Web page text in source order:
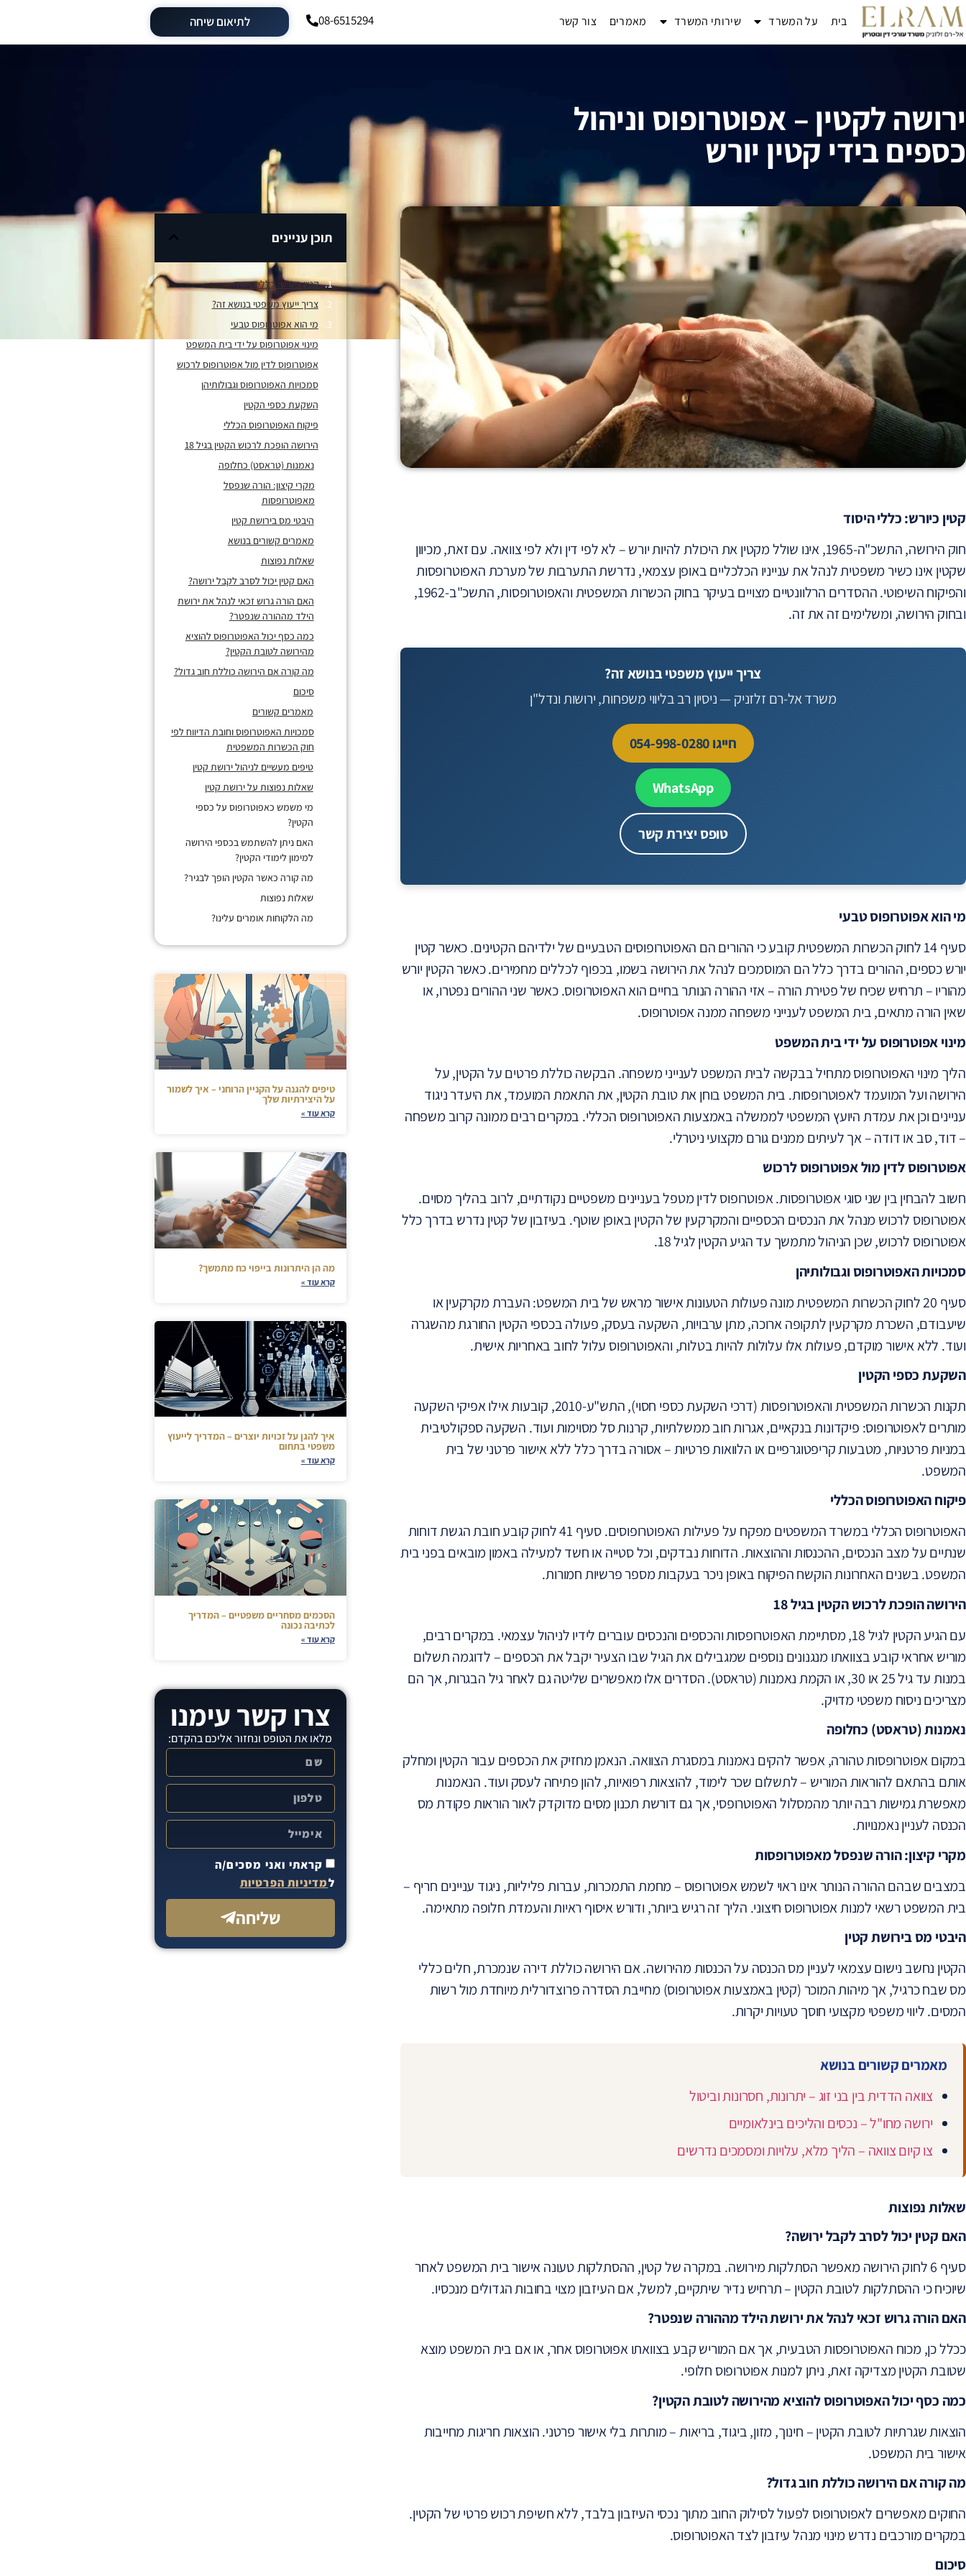
בית על המשרד שירותי המשרד מאמרים צור קשר 08-6515294 לתיאום שיחה
ירושה לקטין – אפוטרופוס וניהול
כספים בידי קטין יורש
קטין כיורש: כללי היסוד
חוק הירושה, התשכ"ה-1965, אינו שולל מקטין את היכולת להיות יורש – לא לפי דין ולא לפי צוואה. עם זאת, מכיוון
שקטין אינו כשיר משפטית לנהל את ענייניו הכלכליים באופן עצמאי, נדרשת התערבות של מערכת האפוטרופסות
והפיקוח השיפוטי. ההסדרים הרלוונטיים מצויים בעיקר בחוק הכשרות המשפטית והאפוטרופסות, התשכ"ב-1962,
ובחוק הירושה, ומשלימים זה את זה.
צריך ייעוץ משפטי בנושא זה?
משרד אל-רם זלזניק — ניסיון רב בליווי משפחות, ירושות ונדל"ן
חייגו 054-998-0280
WhatsApp
טופס יצירת קשר
מי הוא אפוטרופוס טבעי
סעיף 14 לחוק הכשרות המשפטית קובע כי ההורים הם האפוטרופוסים הטבעיים של ילדיהם הקטינים. כאשר קטין
יורש כספים, ההורים בדרך כלל הם המוסמכים לנהל את הירושה בשמו, בכפוף לכללים מחמירים. כאשר הקטין יורש
מהוריו – תרחיש שכיח של פטירת הורה – אזי ההורה הנותר בחיים הוא האפוטרופוס. כאשר שני ההורים נפטרו, או
שאין הורה מתאים, בית המשפט לענייני משפחה ממנה אפוטרופוס.
מינוי אפוטרופוס על ידי בית המשפט
הליך מינוי האפוטרופוס מתחיל בבקשה לבית המשפט לענייני משפחה. הבקשה כוללת פרטים על הקטין, על
הירושה ועל המועמד לאפוטרופסות. בית המשפט בוחן את טובת הקטין, את התאמת המועמד, את היעדר ניגוד
עניינים וכן את עמדת היועץ המשפטי לממשלה באמצעות האפוטרופוס הכללי. במקרים רבים ממונה קרוב משפחה
– דוד, סב או דודה – אך לעיתים ממנים גורם מקצועי ניטרלי.
אפוטרופוס לדין מול אפוטרופוס לרכוש
חשוב להבחין בין שני סוגי אפוטרופסות. אפוטרופוס לדין מטפל בעניינים משפטיים נקודתיים, לרוב בהליך מסוים.
אפוטרופוס לרכוש מנהל את הנכסים הכספיים והמקרקעין של הקטין באופן שוטף. בעיזבון של קטין נדרש בדרך כלל
אפוטרופוס לרכוש, שכן הניהול מתמשך עד הגיע הקטין לגיל 18.
סמכויות האפוטרופוס וגבולותיהן
סעיף 20 לחוק הכשרות המשפטית מונה פעולות הטעונות אישור מראש של בית המשפט: העברת מקרקעין או
שיעבודם, השכרת מקרקעין לתקופה ארוכה, מתן ערבויות, השקעה בעסק, פעולה בכספי הקטין החורגת מהשגרה
ועוד. ללא אישור מוקדם, פעולות אלו עלולות להיות בטלות, והאפוטרופוס עלול לחוב באחריות אישית.
השקעת כספי הקטין
תקנות הכשרות המשפטית והאפוטרופסות (דרכי השקעת כספי חסוי), התש"ע-2010, קובעות אילו אפיקי השקעה
מותרים לאפוטרופוס: פיקדונות בנקאיים, אגרות חוב ממשלתיות, קרנות סל מסוימות ועוד. השקעה ספקולטיבית
במניות פרטניות, מטבעות קריפטוגרפיים או הלוואות פרטיות – אסורה בדרך כלל ללא אישור פרטני של בית
המשפט.
פיקוח האפוטרופוס הכללי
האפוטרופוס הכללי במשרד המשפטים מפקח על פעילות האפוטרופוסים. סעיף 41 לחוק קובע חובת הגשת דוחות
שנתיים על מצב הנכסים, ההכנסות וההוצאות. הדוחות נבדקים, וכל סטייה או חשד למעילה באמון מובאים בפני בית
המשפט. בשנים האחרונות הוקשח הפיקוח באופן ניכר בעקבות מספר פרשיות חמורות.
הירושה הופכת לרכוש הקטין בגיל 18
עם הגיע הקטין לגיל 18, מסתיימת האפוטרופסות והכספים והנכסים עוברים לידיו לניהול עצמאי. במקרים רבים,
מוריש אחראי קובע בצוואתו מנגנונים נוספים שמגבילים את הגיל שבו הצעיר יקבל את הכספים – לדוגמה תשלום
במנות עד גיל 25 או 30, או הקמת נאמנות (טראסט). הסדרים אלו מאפשרים שליטה גם לאחר גיל הבגרות, אך הם
מצריכים ניסוח משפטי מדויק.
נאמנות (טראסט) כחלופה
במקום אפוטרופסות טהורה, אפשר להקים נאמנות במסגרת הצוואה. הנאמן מחזיק את הכספים עבור הקטין ומחלק
אותם בהתאם להוראות המוריש – לתשלום שכר לימוד, להוצאות רפואיות, להון פתיחה לעסק ועוד. הנאמנות
מאפשרת גמישות רבה יותר מהמסלול האפוטרופסי, אך גם דורשת תכנון מסים מדוקדק לאור הוראות פקודת מס
הכנסה לעניין נאמנויות.
מקרי קיצון: הורה שנפסל מאפוטרופסות
במצבים שבהם ההורה הנותר אינו ראוי לשמש אפוטרופוס – מחמת התמכרות, עברות פליליות, ניגוד עניינים חריף –
בית המשפט רשאי למנות אפוטרופוס חיצוני. הליך זה רגיש ביותר, ודורש איסוף ראיות והעמדת חלופה מתאימה.
היבטי מס בירושת קטין
הקטין נחשב נישום עצמאי לעניין מס הכנסה על הכנסות מהירושה. אם הירושה כוללת דירה שנמכרת, חלים כללי
מס שבח כרגיל, אך מיהות המוכר (קטין באמצעות אפוטרופוס) מחייבת הסדרה פרוצדורלית מיוחדת מול רשות
המסים. ליווי משפטי מקצועי חוסך טעויות יקרות.
מאמרים קשורים בנושא
צוואה הדדית בין בני זוג – יתרונות, חסרונות וביטול
ירושה מחו"ל – נכסים והליכים בינלאומיים
צו קיום צוואה – הליך מלא, עלויות ומסמכים נדרשים
שאלות נפוצות
האם קטין יכול לסרב לקבל ירושה?
סעיף 6 לחוק הירושה מאפשר הסתלקות מירושה. במקרה של קטין, ההסתלקות טעונה אישור בית המשפט לאחר
שיוכיח כי ההסתלקות לטובת הקטין – תרחיש נדיר שיתקיים, למשל, אם העיזבון מצוי בחובות הגדולים מנכסיו.
האם הורה גרוש זכאי לנהל את ירושת הילד מההורה שנפטר?
ככלל כן, מכוח האפוטרופסות הטבעית, אך אם המוריש קבע בצוואתו אפוטרופוס אחר, או אם בית המשפט מוצא
שטובת הקטין מצדיקה זאת, ניתן למנות אפוטרופוס חלופי.
כמה כסף יכול האפוטרופוס להוציא מהירושה לטובת הקטין?
הוצאות שגרתיות לטובת הקטין – חינוך, מזון, ביגוד, בריאות – מותרות בלי אישור פרטני. הוצאות חריגות מחייבות
אישור בית המשפט.
מה קורה אם הירושה כוללת חוב גדול?
החוקים מאפשרים לאפוטרופוס לפעול לסילוק החוב מתוך נכסי העיזבון בלבד, ללא חשיפת רכוש פרטי של הקטין.
במקרים מורכבים נדרש מינוי מנהל עיזבון לצד האפוטרופוס.
סיכום
תוכן עניינים
קטין כיורש: כללי היסוד
צריך ייעוץ משפטי בנושא זה?
מי הוא אפוטרופוס טבעי
מינוי אפוטרופוס על ידי בית המשפט
אפוטרופוס לדין מול אפוטרופוס לרכוש
סמכויות האפוטרופוס וגבולותיהן
השקעת כספי הקטין
פיקוח האפוטרופוס הכללי
הירושה הופכת לרכוש הקטין בגיל 18
נאמנות (טראסט) כחלופה
מקרי קיצון: הורה שנפסל
מאפוטרופסות
היבטי מס בירושת קטין
מאמרים קשורים בנושא
שאלות נפוצות
האם קטין יכול לסרב לקבל ירושה?
האם הורה גרוש זכאי לנהל את ירושת
הילד מההורה שנפטר?
כמה כסף יכול האפוטרופוס להוציא
מהירושה לטובת הקטין?
מה קורה אם הירושה כוללת חוב גדול?
סיכום
מאמרים קשורים
סמכויות האפוטרופוס וחובת הדיווח לפי
חוק הכשרות המשפטית
טיפים מעשיים לניהול ירושת קטין
שאלות נפוצות על ירושת קטין
מי משמש כאפוטרופוס על כספי
הקטין?
האם ניתן להשתמש בכספי הירושה
למימון לימודי הקטין?
מה קורה כאשר הקטין הופך לבגיר?
שאלות נפוצות
מה הלקוחות אומרים עלינו?
טיפים להגנה על הקניין הרוחני – איך לשמור
על היצירתיות שלך
קרא עוד »
מה הן היתרונות בייפוי כח מתמשך?
קרא עוד »
איך להגן על זכויות יוצרים – המדריך לייעוץ
משפטי בתחום
קרא עוד »
הסכמים מסחריים משפטיים – המדריך
לכתיבה נכונה
קרא עוד »
צרו קשר עימנו
מלאו את הטופס ונחזור אליכם בהקדם:
קראתי ואני מסכים/ה
למדיניות הפרטיות
שליחה